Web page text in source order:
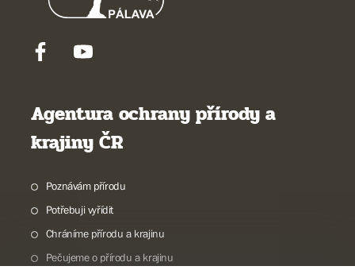
Agentura ochrany přírody a
krajiny ČR
Poznávám přírodu
Potřebuji vyřídit
Chráníme přírodu a krajinu
Pečujeme o přírodu a krajinu